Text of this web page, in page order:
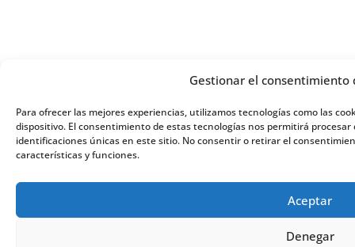
Gestionar el consentimiento
Para ofrecer las mejores experiencias, utilizamos tecnologías como las
dispositivo. El consentimiento de estas tecnologías nos permitirá
identificaciones únicas en este sitio. No consentir o retirar el
características y funciones.
Aceptar
Denegar